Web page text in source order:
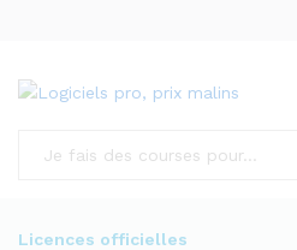
Licences officielles